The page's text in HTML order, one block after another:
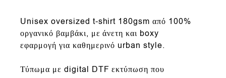
Unisex oversized t-shirt 180gsmαπό 100%
οργανικό βαμβάκι, με άνετη και boxy
εφαρμογή για καθημερινό urban style.
Τύπωμα με digital DTF εκτύπωση που